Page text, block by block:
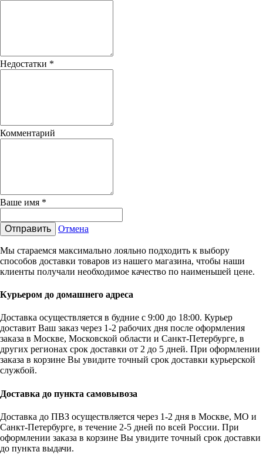
Недостатки *
Комментарий
Ваше имя *
Отправить Отмена
Мы стараемся максимально лояльно подходить к выбору
способов доставки товаров из нашего магазина, чтобы наши
клиенты получали необходимое качество по наименьшей цене.
Курьером до домашнего адреса
Доставка осуществляется в будние с 9:00 до 18:00. Курьер
доставит Ваш заказ через 1-2 рабочих дня после оформления
заказа в Москве, Московской области и Санкт-Петербурге, в
других регионах срок доставки от 2 до 5 дней. При оформлении
заказа в корзине Вы увидите точный срок доставки курьерской
службой.
Доставка до пункта самовывоза
Доставка до ПВЗ осуществляется через 1-2 дня в Москве, МО и
Санкт-Петербурге, в течение 2-5 дней по всей России. При
оформлении заказа в корзине Вы увидите точный срок доставки
до пункта выдачи.